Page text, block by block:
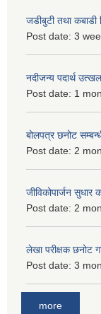
जडीबुटी तथा
Post date: 3
नदीजन्य पदार्थ
Post date: 1
बोलपत्र छनोट
Post date: 2
जीविकोपार्जन
Post date: 2
लेखा परीक्षक छनोट
Post date: 3
more